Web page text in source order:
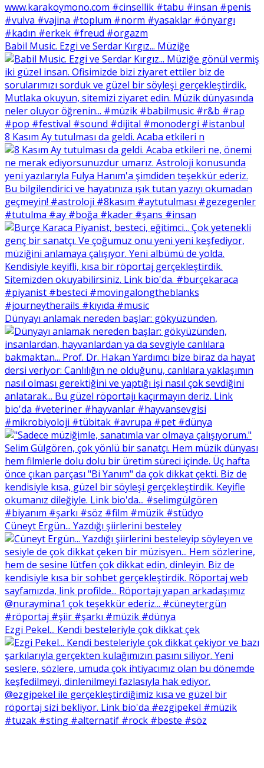
Babil Music. Ezgi ve Serdar Kırgız... Müziğe
8 Kasım Ay tutulması da geldi. Acaba etkileri n
Dünyayı anlamak nereden başlar: gökyüzünden,
Cüneyt Ergün... Yazdığı şiirlerini besteley
Ezgi Pekel... Kendi besteleriyle çok dikkat çek